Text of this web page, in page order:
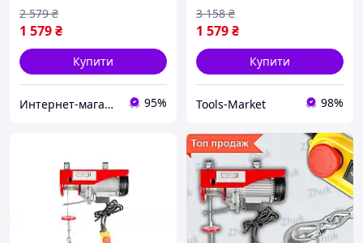
1 579₴
2 579 ₴
Купити
Интернет-магазин Zhuk 95%
1 579₴
3 158 ₴
Купити
Tools-Market 98%